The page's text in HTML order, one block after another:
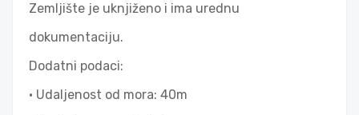
Zemljište je uknjiženo i ima urednu
dokumentaciju.
Dodatni podaci:
• Udaljenost od mora: 40m